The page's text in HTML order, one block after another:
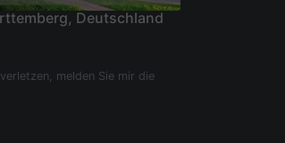
Deutschland
melden Sie mir die